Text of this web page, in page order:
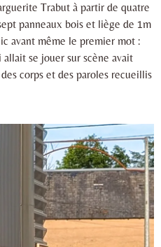
Trabut à partir de quatre
panneaux bois et liège de 1m
avant même le premier mot :
se jouer sur scène avait
corps et des paroles recueillis